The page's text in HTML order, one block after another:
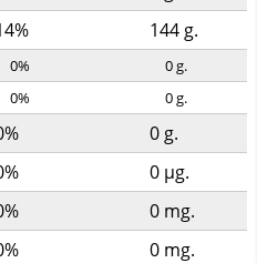
144 g.
0% 0g.
0% 0g.
0 g.
0 µg.
0 mg.
0 mg.